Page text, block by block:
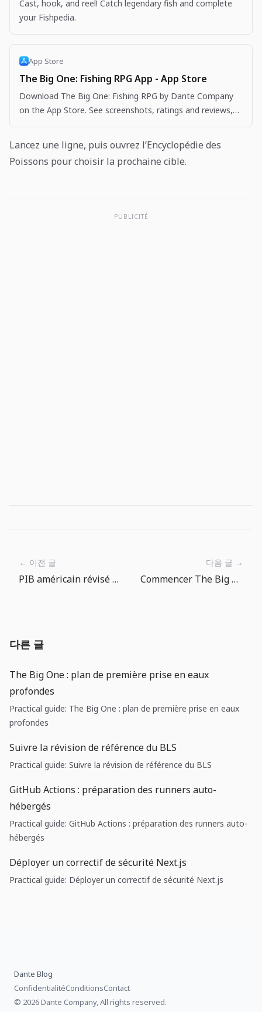
Cast, hook, and reel! Catch legendary fish and complete
your Fishpedia.
App Store
The Big One: Fishing RPG App - App Store
Download The Big One: Fishing RPG by Dante Company
on the App Store. See screenshots, ratings and reviews,
Lancez une ligne, puis ouvrez l’Encyclopédie des
Poissons pour choisir la prochaine cible.
PUBLICITÉ
← 이전 글
PIB américain révisé en baisse, inflation encore élevée : prudence sur les baisses de taux
다음 글 →
Commencer The Big One sur Android et iPhone/iPad
다른 글
The Big One : plan de première prise en eaux
profondes
Practical guide: The Big One : plan de première prise en eaux
profondes
Suivre la révision de référence du BLS
Practical guide: Suivre la révision de référence du BLS
GitHub Actions : préparation des runners auto-
hébergés
Practical guide: GitHub Actions : préparation des runners auto-
hébergés
Déployer un correctif de sécurité Next.js
Practical guide: Déployer un correctif de sécurité Next.js
Dante Blog
ConfidentialitéConditionsContact
© 2026 Dante Company, All rights reserved.